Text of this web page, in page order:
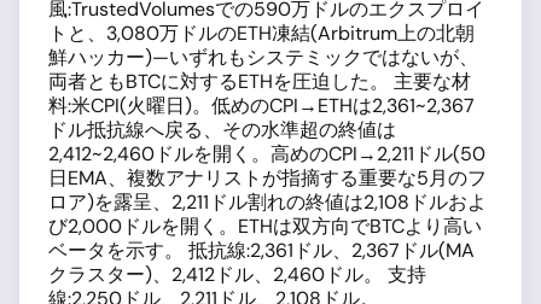
風:TrustedVolumesでの590万ドルのエクスプロイ
トと、3,080万ドルのETH凍結(Arbitrum上の北朝
鮮ハッカー)—いずれもシステミックではないが、
両者ともBTCに対するETHを圧迫した。 主要な材
料:米CPI(火曜日)。低めのCPI→ETHは2,361~2,367
ドル抵抗線へ戻る、その水準超の終値は
2,412~2,460ドルを開く。高めのCPI→2,211ドル(50
日EMA、複数アナリストが指摘する重要な5月のフ
ロア)を露呈、2,211ドル割れの終値は2,108ドルおよ
び2,000ドルを開く。ETHは双方向でBTCより高い
ベータを示す。 抵抗線:2,361ドル、2,367ドル(MA
クラスター)、2,412ドル、2,460ドル。 支持
線:2,250ドル、2,211ドル、2,108ドル。